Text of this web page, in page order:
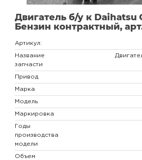
Двигатель б/у к Daihatsu
Бензин контрактный,
Артикул:
Название
запчасти
Привод
Марка
Модель
Маркировка
Годы
производства
модели
Объем